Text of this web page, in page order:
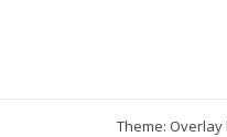
Theme: Overlay